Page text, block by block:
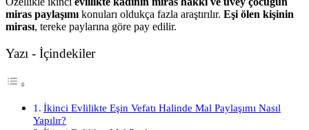
miras paylaşımı konuları oldukça fazla araştırılır. Eşi ölen kişinin
mirası, tereke paylarına göre pay edilir.
Yazı - İçindekiler
İkinci Evlilikte Eşin Vefatı Halinde Mal Paylaşımı Nasıl
Yapılır?